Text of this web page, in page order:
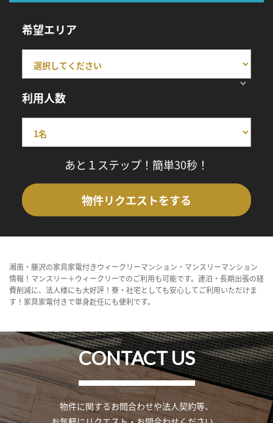
希望エリア
利用人数
あと１ステップ！簡単30秒！
物件リクエストをする
湘南・藤沢の家具家電付きウィークリーマンション・マンスリーマンション
情報！マンスリー＋ウィークリーでのご利用も可能です。連泊・長期出張の経
費削減に、法人様にも大好評！寮・社宅としても安心してご利用いただけま
す！家具家電付きで単身赴任にも便利です。
CONTACT US
物件に関するお問合わせや法人契約等、